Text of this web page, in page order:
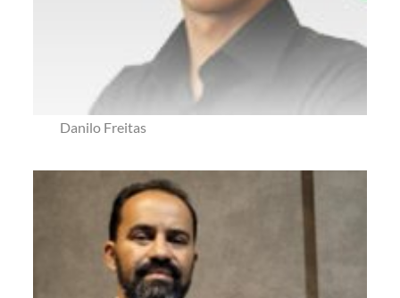
Danilo Freitas